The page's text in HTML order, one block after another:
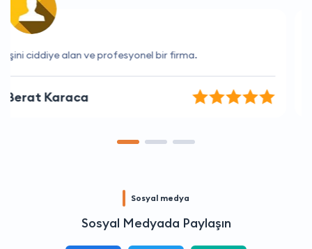
İşini çok iyi yapan bir firma.
Kaan Yılmaz
Sosyal medya
Sosyal Medyada Paylaşın